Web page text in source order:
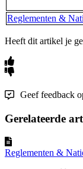
Reglementen &
Heeft dit artikel je
Geef feedback
Gerelateerde
Reglementen &